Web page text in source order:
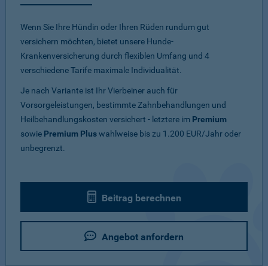
Wenn Sie Ihre Hündin oder Ihren Rüden rundum gut
versichern möchten, bietet unsere Hunde-
Krankenversicherung durch flexiblen Umfang und 4
verschiedene Tarife maximale Individualität.
Je nach Variante ist Ihr Vierbeiner auch für
Vorsorgeleistungen, bestimmte Zahnbehandlungen und
Heilbehandlungskosten versichert - letztere im Premium
sowie Premium Pluswahlweise bis zu 1.200 EUR/Jahr oder
unbegrenzt.
Beitrag berechnen
Angebot anfordern